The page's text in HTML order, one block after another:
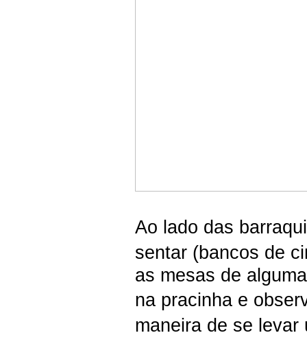
Ao lado das
sentar (bancos de
as mesas de
na pracinha e
maneira de se